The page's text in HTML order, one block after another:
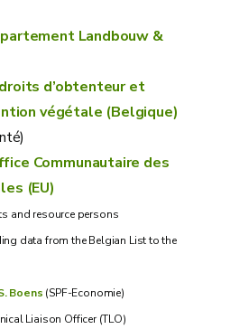
Landbouw &
d’obtenteur et
végétale (Belgique)
Communautaire des
(EU)
and resource persons
data from the Belgian List to the
Boens (SPF-Economie)
Liaison Officer (TLO)